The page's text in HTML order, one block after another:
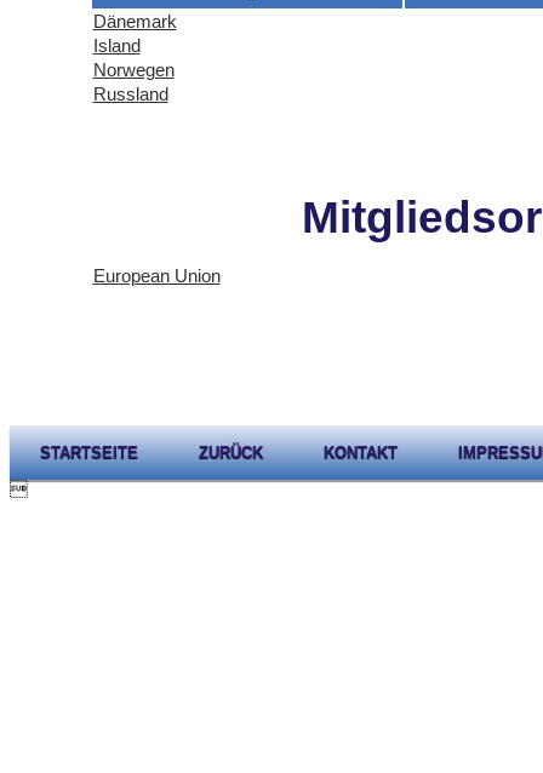
Dänemark
Island
Norwegen
Russland
European Union
STARTSEITE ZURÜCK KONTAKT
